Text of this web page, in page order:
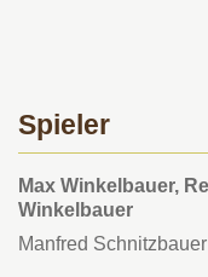
Spieler
Max Winkelbauer,
Winkelbauer
Manfred Schnitzbauer